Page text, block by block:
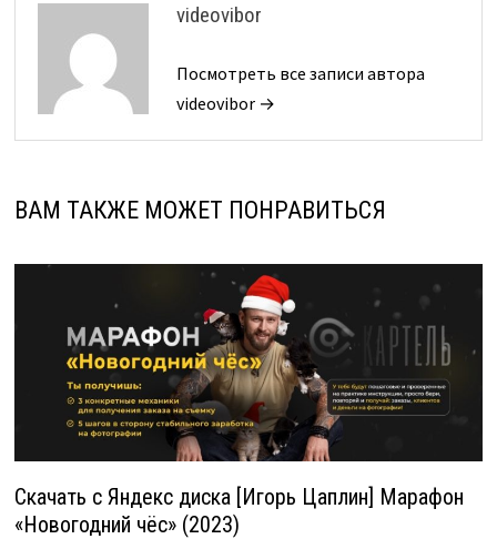
videovibor
Посмотреть все записи автора
videovibor →
ВАМ ТАКЖЕ МОЖЕТ ПОНРАВИТЬСЯ
Скачать с Яндекс диска [Игорь Цаплин] Марафон
«Новогодний чёс» (2023)